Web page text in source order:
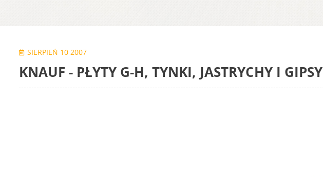
SIERPIEŃ 10 2007
KNAUF - PŁYTY G-H, TYNKI, JASTRYCHY I GIPSY